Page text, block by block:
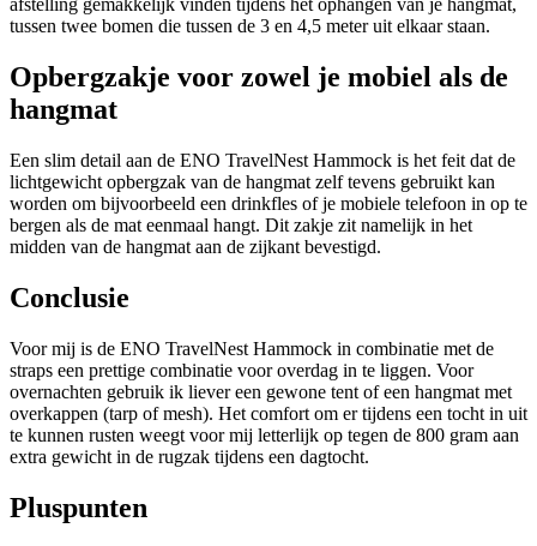
afstelling gemakkelijk vinden tijdens het ophangen van je hangmat,
tussen twee bomen die tussen de 3 en 4,5 meter uit elkaar staan.
Opbergzakje voor zowel je mobiel als de
hangmat
Een slim detail aan de ENO TravelNest Hammock is het feit dat de
lichtgewicht opbergzak van de hangmat zelf tevens gebruikt kan
worden om bijvoorbeeld een drinkfles of je mobiele telefoon in op te
bergen als de mat eenmaal hangt. Dit zakje zit namelijk in het
midden van de hangmat aan de zijkant bevestigd.
Conclusie
Voor mij is de ENO TravelNest Hammock in combinatie met de
straps een prettige combinatie voor overdag in te liggen. Voor
overnachten gebruik ik liever een gewone tent of een hangmat met
overkappen (tarp of mesh). Het comfort om er tijdens een tocht in uit
te kunnen rusten weegt voor mij letterlijk op tegen de 800 gram aan
extra gewicht in de rugzak tijdens een dagtocht.
Pluspunten